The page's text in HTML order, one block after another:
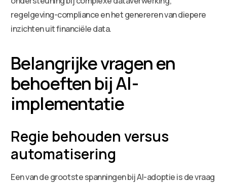
regelgeving-compliance en het genereren van diepere
inzichten uit financiële data.
Belangrijke vragen en
behoeften bij AI-
implementatie
Regie behouden versus
automatisering
Een van de grootste spanningen bij AI-adoptie is de vraag